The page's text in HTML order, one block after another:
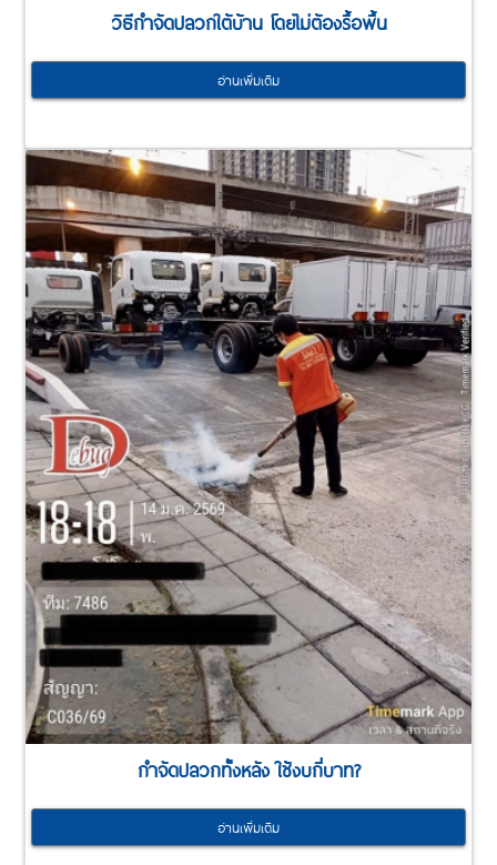
วิธีกำจัดปลวกใต้บ้าน โดยไม่ต้องรื้อพื้น
อ่านเพิ่มเติม
กำจัดปลวกทั้งหลัง ใช้งบกี่บาท?
อ่านเพิ่มเติม